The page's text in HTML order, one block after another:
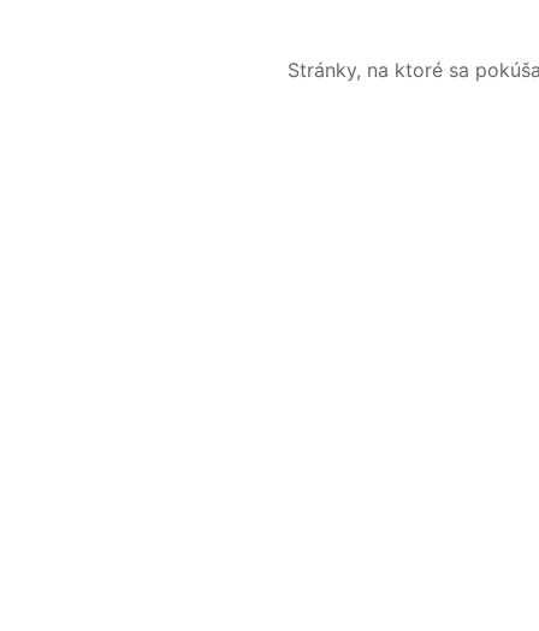
Stránky, na ktoré sa